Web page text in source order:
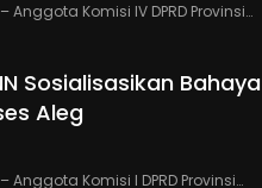
– Anggota Komisi IV DPRD Provinsi…
Sosialisasikan
Aleg
– Anggota Komisi I DPRD Provinsi…